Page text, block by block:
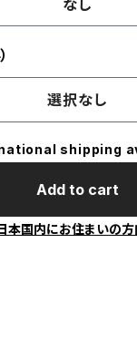
なし
選択なし
shipping
Add to cart
本国内にお住まいの方